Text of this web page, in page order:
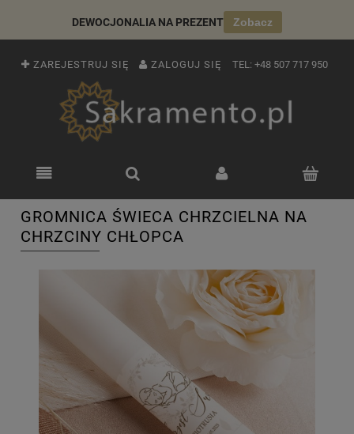
DEWOCJONALIA NA PREZENT Zobacz
ZAREJESTRUJ SIĘ ZALOGUJ SIĘ TEL: +48 507 717 950
GROMNICA ŚWIECA CHRZCIELNA NA
CHRZCINY CHŁOPCA